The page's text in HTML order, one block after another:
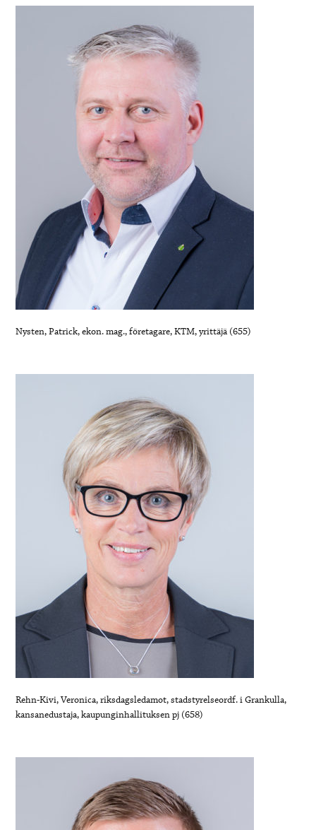
Nysten, Patrick, ekon. mag., företagare, KTM, yrittäjä (655)
Rehn-Kivi, Veronica, riksdagsledamot, stadstyrelseordf. i Grankulla,
kansanedustaja, kaupunginhallituksen pj (658)